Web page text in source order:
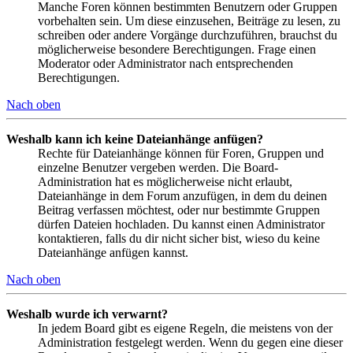
Manche Foren können bestimmten Benutzern oder Gruppen
vorbehalten sein. Um diese einzusehen, Beiträge zu lesen, zu
schreiben oder andere Vorgänge durchzuführen, brauchst du
möglicherweise besondere Berechtigungen. Frage einen
Moderator oder Administrator nach entsprechenden
Berechtigungen.
Nach oben
Weshalb kann ich keine Dateianhänge anfügen?
Rechte für Dateianhänge können für Foren, Gruppen und
einzelne Benutzer vergeben werden. Die Board-
Administration hat es möglicherweise nicht erlaubt,
Dateianhänge in dem Forum anzufügen, in dem du deinen
Beitrag verfassen möchtest, oder nur bestimmte Gruppen
dürfen Dateien hochladen. Du kannst einen Administrator
kontaktieren, falls du dir nicht sicher bist, wieso du keine
Dateianhänge anfügen kannst.
Nach oben
Weshalb wurde ich verwarnt?
In jedem Board gibt es eigene Regeln, die meistens von der
Administration festgelegt werden. Wenn du gegen eine dieser